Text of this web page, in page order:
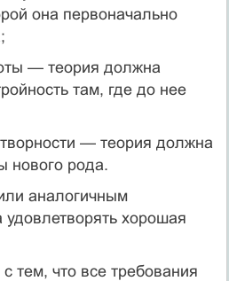
она первоначально
— теория должна
там, где до нее
— теория должна
нового рода.
аналогичным
хорошая
тем, что все требования